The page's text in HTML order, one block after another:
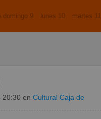
domingo 9 lunes 10 martes 11
20:30 en Cultural Caja de